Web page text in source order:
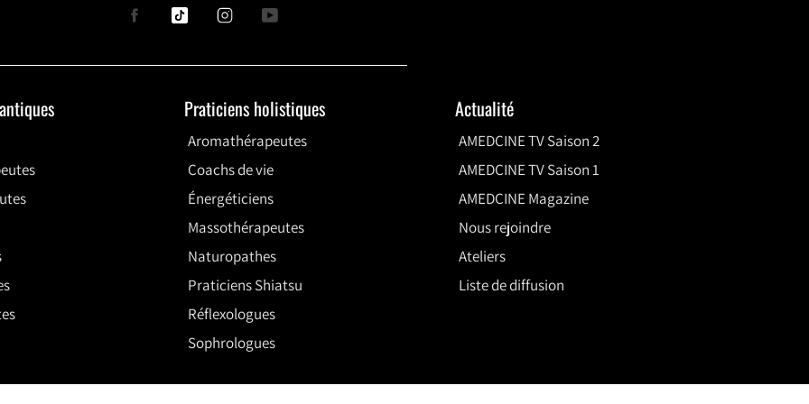
FacebookTiktok InstagramYouTube
Praticiens holistiques
Aromathérapeutes
Coachs de vie
Énergéticiens
Massothérapeutes
Naturopathes
Praticiens Shiatsu
Réflexologues
Sophrologues
Actualité
AMEDCINE TV Saison 2
AMEDCINE TV Saison 1
AMEDCINE Magazine
Nous rejoindre
Ateliers
Liste de diffusion